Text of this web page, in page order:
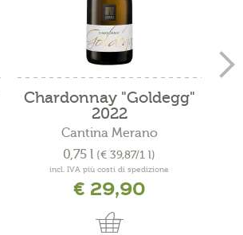
Chardonnay "Goldegg"
2022
Cantina Merano
0,75 l (€ 39,87/1 l)
incl. IVA più costi di spedizione
€ 29,90